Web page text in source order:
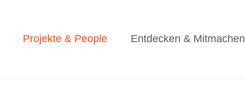
Projekte & People Entdecken & Mitmachen